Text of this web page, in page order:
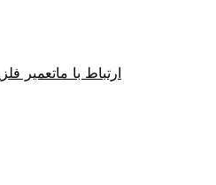
ارتباط با ماتعمیر